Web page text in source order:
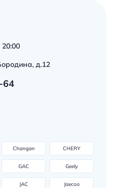
д.12
64
Changan CHERY
GAC Geely
JAC Jaecoo